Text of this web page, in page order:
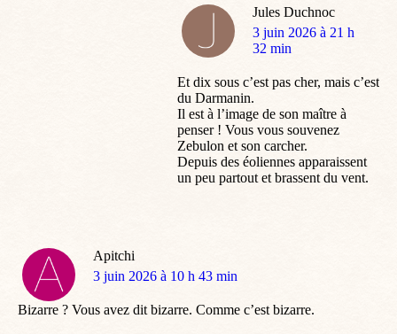
Jules Duchnoc
dit
:
3 juin 2026 à 21 h
32 min
Et dix sous c’est pas cher, mais c’est
du Darmanin.
Il est à l’image de son maître à
penser ! Vous vous souvenez
Zebulon et son carcher.
Depuis des éoliennes apparaissent
un peu partout et brassent du vent.
Apitchi
dit
3 juin 2026 à 10 h 43 min
Bizarre ? Vous avez dit bizarre. Comme c’est bizarre.